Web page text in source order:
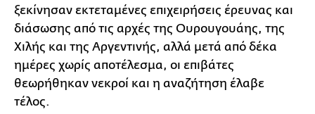
ξεκίνησαν εκτεταμένες επιχειρήσεις έρευνας και
διάσωσης από τις αρχές της Ουρουγουάης, της
Χιλής και της Αργεντινής, αλλά μετά από δέκα
ημέρες χωρίς αποτέλεσμα, οι επιβάτες
θεωρήθηκαν νεκροί και η αναζήτηση έλαβε
τέλος.